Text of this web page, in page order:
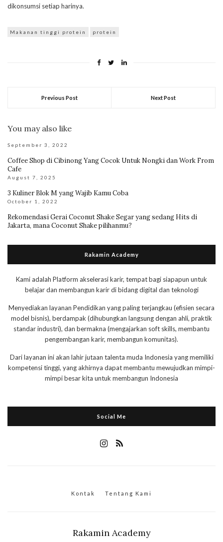
dikonsumsi setiap harinya.
Makanan tinggi protein protein
Previous Post Next Post
You may also like
September 3, 2022
Coffee Shop di Cibinong Yang Cocok Untuk Nongki dan Work From
Cafe
August 7, 2025
3 Kuliner Blok M yang Wajib Kamu Coba
October 1, 2022
Rekomendasi Gerai Coconut Shake Segar yang sedang Hits di
Jakarta, mana Coconut Shake pilihanmu?
Rakamin Academy
Kami adalah Platform akselerasi karir, tempat bagi siapapun untuk
belajar dan membangun karir di bidang digital dan teknologi
Menyediakan layanan Pendidikan yang paling terjangkau (efisien secara
model bisnis), berdampak (dihubungkan langsung dengan ahli, praktik
standar industri), dan bermakna (mengajarkan soft skills, membantu
pengembangan karir, membangun komunitas).
Dari layanan ini akan lahir jutaan talenta muda Indonesia yang memiliki
kompetensi tinggi, yang akhirnya dapat membantu mewujudkan mimpi-
mimpi besar kita untuk membangun Indonesia
Social Me
Kontak Tentang Kami
Rakamin Academy